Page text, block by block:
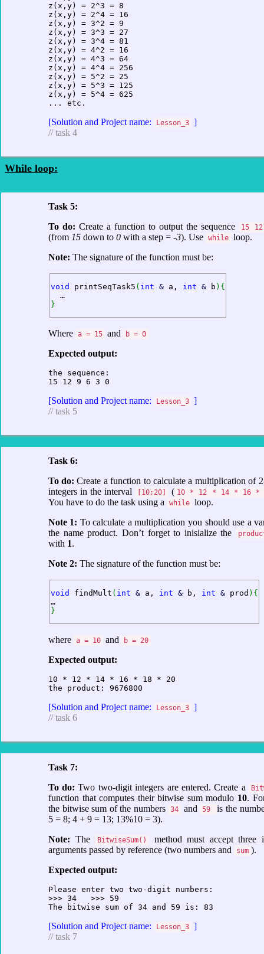
z(x,y) = 2^3 = 8
z(x,y) = 2^4 = 16
z(x,y) = 3^2 = 9
z(x,y) = 3^3 = 27
z(x,y) = 3^4 = 81
z(x,y) = 4^2 = 16
z(x,y) = 4^3 = 64
z(x,y) = 4^4 = 256
z(x,y) = 5^2 = 25
z(x,y) = 5^3 = 125
z(x,y) = 5^4 = 625
... etc.
[Solution and Project name: Lesson_3 ]
// task 4
While loop:
Task 5:
To do: Create a function to output the sequence 15
(from 15 down to 0 with a step = -3). Use while loop.
Note: The signature of the function must be:
void printSeqTask5 ( int & a, int & b ) {
}
Where a = 15 and b = 0
Expected output:
the sequence:
[Solution and Project name: Lesson_3 ]
// task 5
Task 6:
To do: Create a function to calculate a multiplication of
integers in the interval
[10;20] ( 10 * 12 * 14 * 16 *
You have to do the task using a while loop.
Note 1: To calculate a multiplication you should use a
the name product. Don’t forget to inisialize the
with 1.
Note 2: The signature of the function must be:
void findMult ( int & a, int & b, int & prod ) {
}
where a = 10 and b = 20
Expected output:
10 * 12 * 14 * 16 * 18 * 20
the product: 9676800
[Solution and Project name: Lesson_3 ]
// task 6
Task 7:
To do: Two two-digit integers are entered. Create a
function that computes their bitwise sum modulo 10.
the bitwise sum of the numbers 34 and 59
is the
5 = 8; 4 + 9 = 13; 13%10 = 3).
Note: The BitwiseSum()
method must accept three
arguments passed by reference (two numbers and
sum ).
Expected output:
Please enter two two-digit numbers:
>>> 34   >>> 59
The bitwise sum of 34 and 59 is: 83
[Solution and Project name: Lesson_3 ]
// task 7